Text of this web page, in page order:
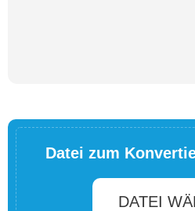
Datei zum
DATEI